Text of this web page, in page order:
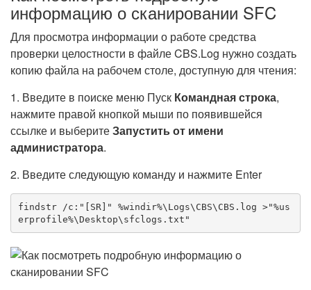
информацию о сканировании SFC
Для просмотра информации о работе средства
проверки целостности в файле CBS.Log нужно создать
копию файла на рабочем столе, доступную для чтения:
1. Введите в поиске меню Пуск Командная строка,
нажмите правой кнопкой мыши по появившейся
ссылке и выберитеЗапустить от имени
администратора.
2. Введите следующую команду и нажмите Enter
findstr /c:"[SR]" %windir%\Logs\CBS\CBS.log >"%us
erprofile%\Desktop\sfclogs.txt"